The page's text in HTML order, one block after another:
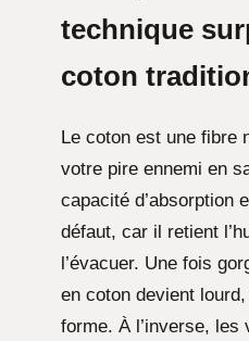
technique
coton
Le coton est une fibre
votre pire ennemi en
capacité d’absorption
défaut, car il retient
l’évacuer. Une fois
en coton devient
forme. À l’inverse, les